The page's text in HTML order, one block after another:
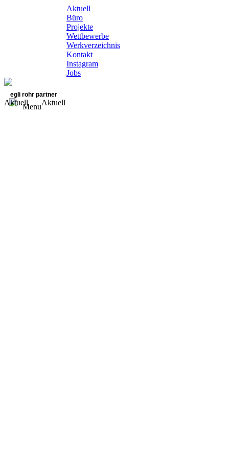
Aktuell
Büro
Projekte
Wettbewerbe
Werkverzeichnis
Kontakt
Instagram
Jobs
egli rohr partner
Menu
Aktuell Aktuell